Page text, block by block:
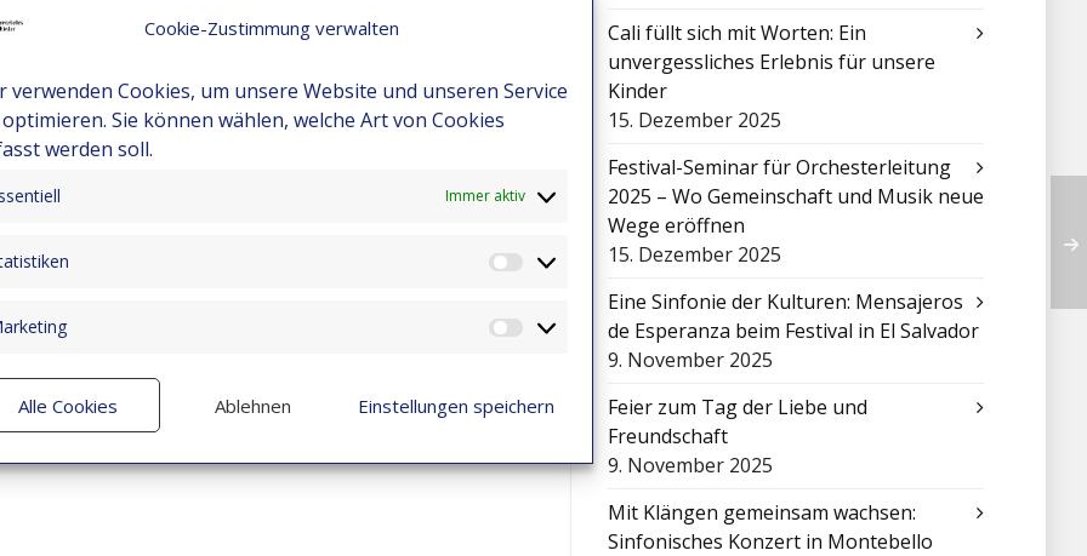
Cookie-Zustimmung verwalten
verwenden Cookies, um unsere Website und unseren Service
Sie können wählen, welche Art von Cookies
werden soll.
Immer aktiv
Statistiken
Marketing
Alle Cookies Ablehnen Einstellungen speichern
Cali füllt sich mit Worten: Ein
unvergessliches Erlebnis für unsere
Kinder
15. Dezember 2025
Festival-Seminar für Orchesterleitung
2025 – Wo Gemeinschaft und Musik neue
Wege eröffnen
15. Dezember 2025
Eine Sinfonie der Kulturen: Mensajeros
de Esperanza beim Festival in El Salvador
9. November 2025
Feier zum Tag der Liebe und
Freundschaft
9. November 2025
Mit Klängen gemeinsam wachsen:
Sinfonisches Konzert in Montebello